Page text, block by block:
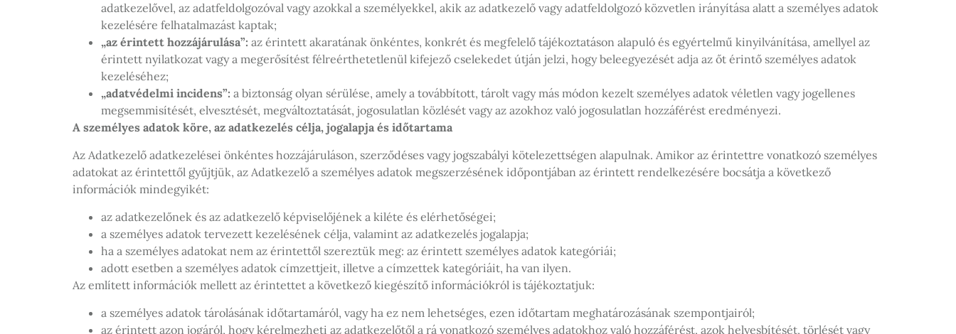
adatkezelővel, az adatfeldolgozóval vagy azokkal a személyekkel, akik az adatkezelő vagy adatfeldolgozó közvetlen irányítása alatt a személyes adatok
kezelésére felhatalmazást kaptak;
„az érintett hozzájárulása”: az érintett akaratának önkéntes, konkrét és megfelelő tájékoztatáson alapuló és egyértelmű kinyilvánítása, amellyel az
érintett nyilatkozat vagy a megerősítést félreérthetetlenül kifejező cselekedet útján jelzi, hogy beleegyezését adja az őt érintő személyes adatok
kezeléséhez;
„adatvédelmi incidens”: a biztonság olyan sérülése, amely a továbbított, tárolt vagy más módon kezelt személyes adatok véletlen vagy jogellenes
megsemmisítését, elvesztését, megváltoztatását, jogosulatlan közlését vagy az azokhoz való jogosulatlan hozzáférést eredményezi.
A személyes adatok köre, az adatkezelés célja, jogalapja és időtartama
Az Adatkezelő adatkezelései önkéntes hozzájáruláson, szerződéses vagy jogszabályi kötelezettségen alapulnak. Amikor az érintettre vonatkozó személyes
adatokat az érintettől gyűjtjük, az Adatkezelő a személyes adatok megszerzésének időpontjában az érintett rendelkezésére bocsátja a következő
információk mindegyikét:
az adatkezelőnek és az adatkezelő képviselőjének a kiléte és elérhetőségei;
a személyes adatok tervezett kezelésének célja, valamint az adatkezelés jogalapja;
ha a személyes adatokat nem az érintettől szereztük meg: az érintett személyes adatok kategóriái;
adott esetben a személyes adatok címzettjeit, illetve a címzettek kategóriáit, ha van ilyen.
Az említett információk mellett az érintettet a következő kiegészítő információkról is tájékoztatjuk:
a személyes adatok tárolásának időtartamáról, vagy ha ez nem lehetséges, ezen időtartam meghatározásának szempontjairól;
az érintett azon jogáról, hogy kérelmezheti az adatkezelőtől a rá vonatkozó személyes adatokhoz való hozzáférést, azok helyesbítését, törlését vagy